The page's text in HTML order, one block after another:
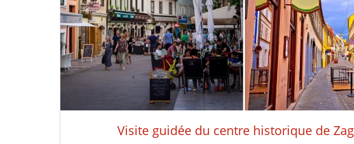
Visite guidée du centre historique de